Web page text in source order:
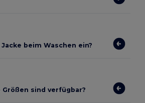
beim Waschen ein?
Größen sind verfügbar?